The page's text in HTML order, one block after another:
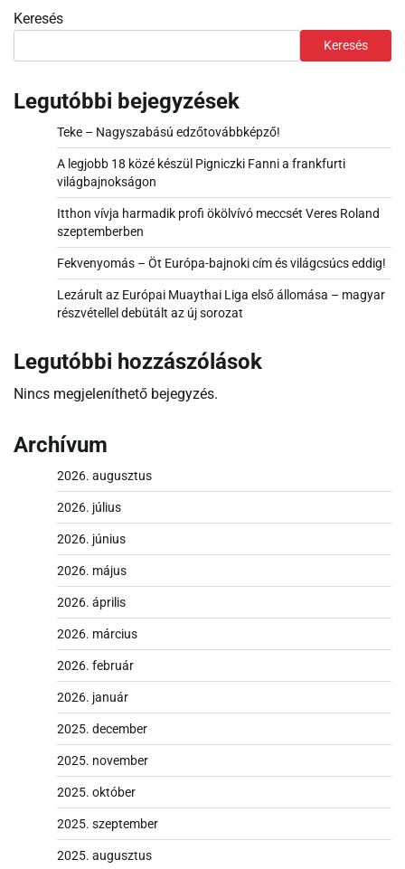
Keresés
Keresés
Legutóbbi bejegyzések
Teke – Nagyszabású edzőtovábbképző!
A legjobb 18 közé készül Pigniczki Fanni a frankfurti
világbajnokságon
Itthon vívja harmadik profi ökölvívó meccsét Veres Roland
szeptemberben
Fekvenyomás – Öt Európa-bajnoki cím és világcsúcs eddig!
Lezárult az Európai Muaythai Liga első állomása – magyar
részvétellel debütált az új sorozat
Legutóbbi hozzászólások
Nincs megjeleníthető bejegyzés.
Archívum
2026. augusztus
2026. július
2026. június
2026. május
2026. április
2026. március
2026. február
2026. január
2025. december
2025. november
2025. október
2025. szeptember
2025. augusztus